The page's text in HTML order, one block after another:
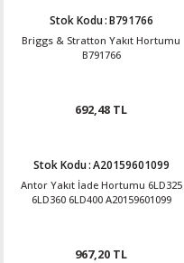
Stok Kodu:B791766
Briggs & Stratton Yakıt Hortumu
B791766
692,48 TL
Stok Kodu:A20159601099
Antor Yakıt İade Hortumu 6LD325
6LD360 6LD400 A20159601099
967,20 TL